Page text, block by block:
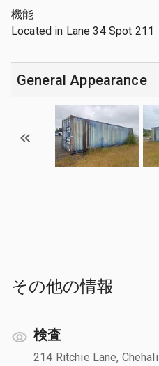
機能
Located in Lane 34 Spot 211
General Appearance
その他の情報
検査
214 Ritchie Lane,